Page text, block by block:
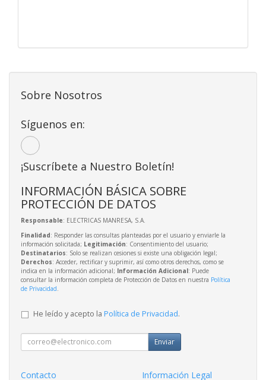
Sobre Nosotros
Síguenos en:
¡Suscríbete a Nuestro Boletín!
INFORMACIÓN BÁSICA SOBRE
PROTECCIÓN DE DATOS
Responsable: ELECTRICAS MANRESA, S.A.
Finalidad: Responder las consultas planteadas por el usuario y enviarle la
información solicitada; Legitimación: Consentimiento del usuario;
Destinatarios: Solo se realizan cesiones si existe una obligación legal;
Derechos: Acceder, rectificar y suprimir, así como otros derechos, como se
indica en la información adicional; Información Adicional: Puede
consultar la información completa de Protección de Datos en nuestra Política
de Privacidad
He leído y acepto la Política de Privacidad.
Enviar
Contacto Información Legal